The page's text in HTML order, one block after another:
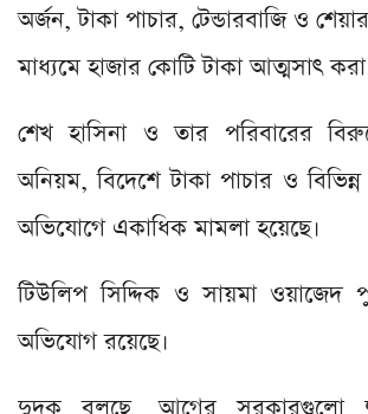
অর্জন, টাকা পাচার, টেন্ডারবাজি ও
মাধ্যমে হাজার কোটি টাকা আত্মসাৎ
শেখ হাসিনা ও তার পরিবারের
অনিয়ম, বিদেশে টাকা পাচার ও বিভিন্ন
অভিযোগে একাধিক মামলা হয়েছে।
টিউলিপ সিদ্দিক ও সায়মা ওয়াজেদ
অভিযোগ রয়েছে।